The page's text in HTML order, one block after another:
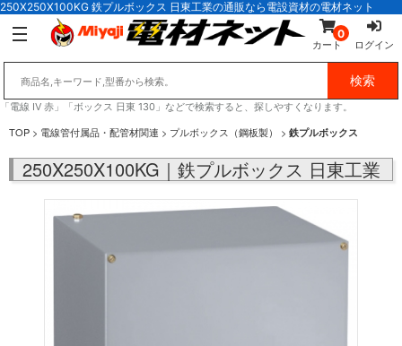
250X250X100KG 鉄プルボックス 日東工業の通販なら電設資材の電材ネット
0
カート ログイン
「電線 IV 赤」「ボックス 日東 130」などで検索すると、探しやすくなります。
TOP > 電線管付属品・配管材関連 > プルボックス（鋼板製） > 鉄プルボックス
250X250X100KG｜鉄プルボックス 日東工業